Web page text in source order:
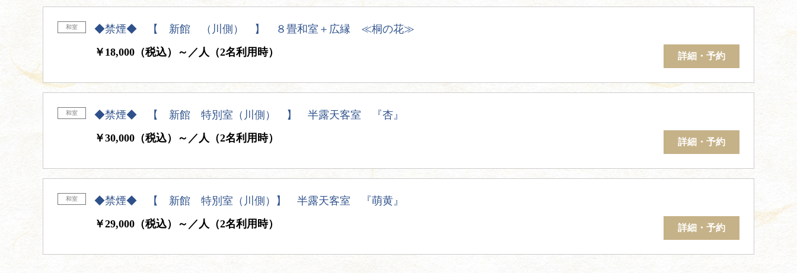
和室
◆禁煙◆ 【 新館 （川側） 】 ８畳和室＋広縁 ≪桐の花≫
￥18,000（税込）～／人（2名利用時）
詳細・予約
和室
◆禁煙◆ 【 新館 特別室（川側） 】 半露天客室 『杏』
￥30,000（税込）～／人（2名利用時）
詳細・予約
和室
◆禁煙◆ 【 新館 特別室（川側）】 半露天客室 『萌黄』
￥29,000（税込）～／人（2名利用時）
詳細・予約